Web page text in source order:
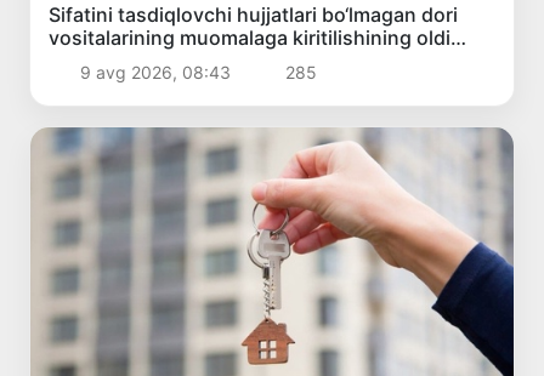
Sifatini tasdiqlovchi hujjatlari bo‘lmagan dori
vositalarining muomalaga kiritilishining oldi
olindi9 avg 2026, 08:43 285